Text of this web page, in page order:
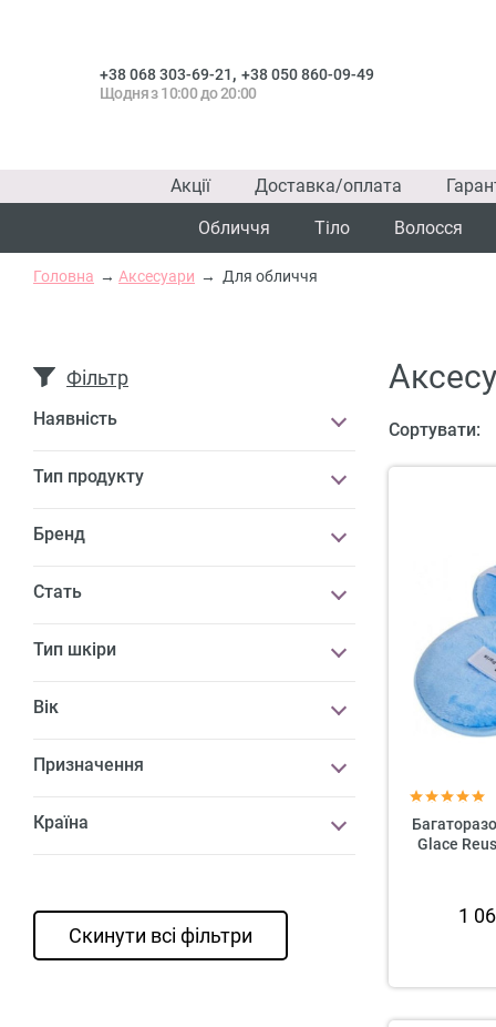
+38 068 303-69-21, +38 050 860-09-49
Щодня з 10:00 до 20:00
Акції Доставка/оплата
Обличчя
Тіло Волосся
Головна Аксесуари Для обличчя
Фільтр
Наявність
Тип продукту
Бренд
Стать
Тип шкіри
Вік
Призначення
Країна
Скинути всі фільтри
Сортувати:
Glace
1